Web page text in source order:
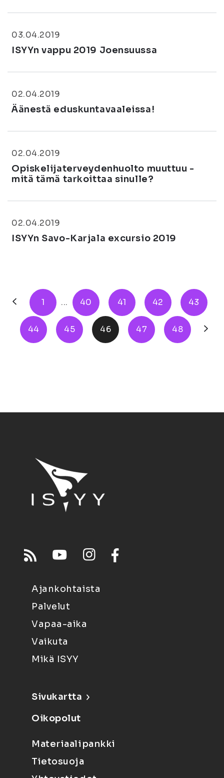
03.04.2019
ISYYn vappu 2019 Joensuussa
02.04.2019
Äänestä eduskuntavaaleissa!
02.04.2019
Opiskelijaterveydenhuolto muuttuu -
mitä tämä tarkoittaa sinulle?
02.04.2019
ISYYn Savo-Karjala excursio 2019
1 ... 40 41 42 43
44 45 46 47 48
Ajankohtaista
Palvelut
Vapaa-aika
Vaikuta
Mikä ISYY
Sivukartta
Oikopolut
Materiaalipankki
Tietosuoja